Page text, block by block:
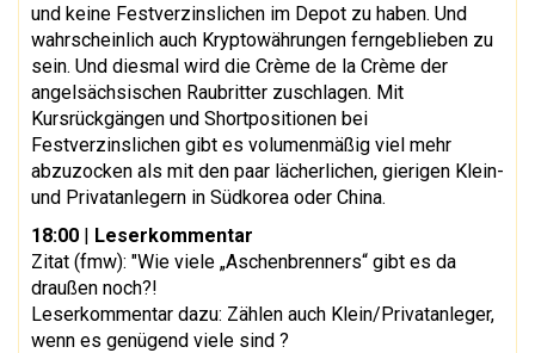
und keine Festverzinslichen im Depot zu haben. Und
wahrscheinlich auch Kryptowährungen ferngeblieben zu
sein. Und diesmal wird die Crème de la Crème der
angelsächsischen Raubritter zuschlagen. Mit
Kursrückgängen und Shortpositionen bei
Festverzinslichen gibt es volumenmäßig viel mehr
abzuzocken als mit den paar lächerlichen, gierigen Klein-
und Privatanlegern in Südkorea oder China.
18:00 | Leserkommentar
Zitat (fmw): "Wie viele „Aschenbrenners“ gibt es da
draußen noch?!
Leserkommentar dazu: Zählen auch Klein/Privatanleger,
wenn es genügend viele sind ?